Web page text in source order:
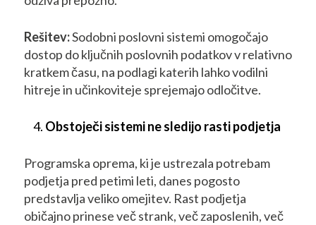
Rešitev:Sodobni poslovni sistemi omogočajo
dostop do ključnih poslovnih podatkov v relativno
kratkem času, na podlagi katerih lahko vodilni
hitreje in učinkoviteje sprejemajo odločitve.
Obstoječi sistemi ne sledijo rasti podjetja
Programska oprema, ki je ustrezala potrebam
podjetja pred petimi leti, danes pogosto
predstavlja veliko omejitev. Rast podjetja
običajno prinese več strank, več zaposlenih, več